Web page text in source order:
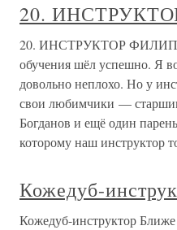
20.
20. ИНСТРУКТОР
обучения шёл успешно. Я
довольно неплохо. Но у
свои любимчики —
Богданов и ещё один
которому наш инструктор
Кожедуб-
Кожедуб-инструктор